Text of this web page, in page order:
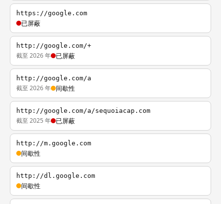
https://google.com
已屏蔽
http://google.com/+
截至 2026 年 已屏蔽
http://google.com/a
截至 2026 年 间歇性
http://google.com/a/sequoiacap.com
截至 2025 年 已屏蔽
http://m.google.com
间歇性
http://dl.google.com
间歇性